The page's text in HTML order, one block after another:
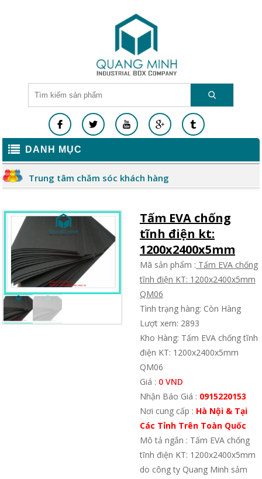
DANH MỤC
Trung tâm chăm sóc khách hàng
Tấm EVA chống
tĩnh điện kt:
1200x2400x5mm
Mã sản phẩm : Tấm EVA chống
tĩnh điện KT: 1200x2400x5mm
QM06
Tình trạng hàng: Còn Hàng
Lượt xem: 2893
Kho Hàng: Tấm EVA chống tĩnh
điện KT: 1200x2400x5mm
QM06
Giá : 0 VND
Nhận Báo Giá : 0915220153
Nơi cung cấp : Hà Nội & Tại
Các Tỉnh Trên Toàn Quốc
Mô tả ngắn : Tấm EVA chống
tĩnh điện KT: 1200x2400x5mm
do công ty Quang Minh sảm